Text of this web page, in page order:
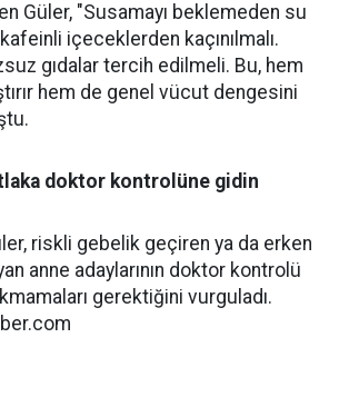
Güler, "Susamayı beklemeden su
içeceklerden kaçınılmalı.
gıdalar tercih edilmeli. Bu, hem
hem de genel vücut dengesini
doktor kontrolüne gidin
riskli gebelik geçiren ya da erken
anne adaylarının doktor kontrolü
gerektiğini vurguladı.